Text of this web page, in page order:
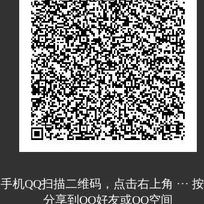
手机QQ扫描二维码，点击右上角 ···
分享到QQ好友或QQ空间